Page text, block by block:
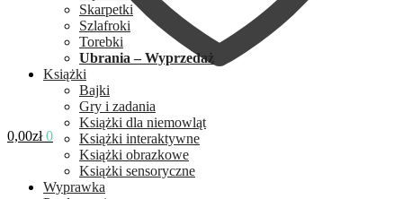
0,00zł 0
Skarpetki
Szlafroki
Torebki
Ubrania – Wyprzedaż
Książki
Bajki
Gry i zadania
Książki dla niemowląt
Książki interaktywne
Książki obrazkowe
Książki sensoryczne
Wyprawka